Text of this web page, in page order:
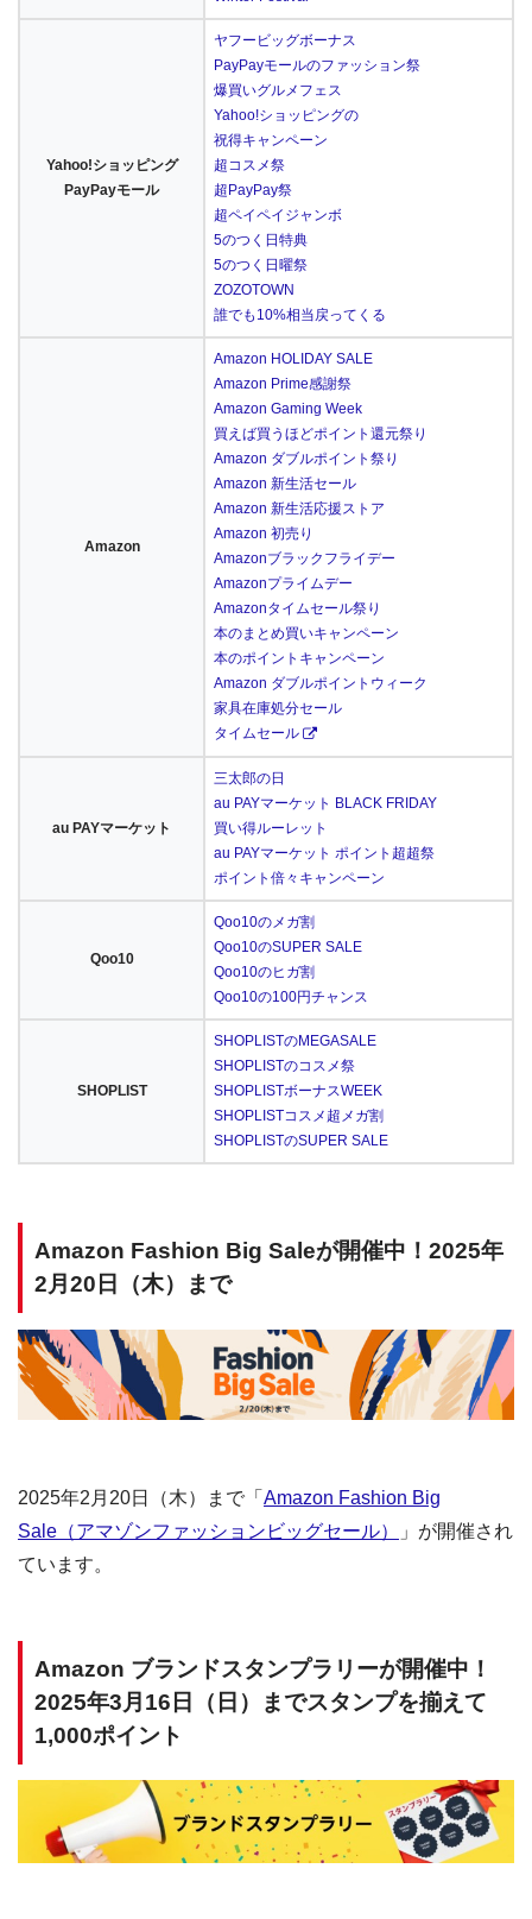
Yahoo!ショッピング
PayPayモール
ヤフービッグボーナス
PayPayモールのファッション祭
爆買いグルメフェス
Yahoo!ショッピングの
祝得キャンペーン
超コスメ祭
超PayPay祭
超ペイペイジャンボ
5のつく日特典
5のつく日曜祭
ZOZOTOWN
誰でも10%相当戻ってくる
Amazon
Amazon HOLIDAY SALE
Amazon Prime感謝祭
Amazon Gaming Week
買えば買うほどポイント還元祭り
Amazon ダブルポイント祭り
Amazon 新生活セール
Amazon 新生活応援ストア
Amazon 初売り
Amazonブラックフライデー
Amazonプライムデー
Amazonタイムセール祭り
本のまとめ買いキャンペーン
本のポイントキャンペーン
Amazon ダブルポイントウィーク
家具在庫処分セール
タイムセール
au PAYマーケット
三太郎の日
au PAYマーケット BLACK FRIDAY
買い得ルーレット
au PAYマーケット ポイント超超祭
ポイント倍々キャンペーン
Qoo10
Qoo10のメガ割
Qoo10のSUPER SALE
Qoo10のヒガ割
Qoo10の100円チャンス
SHOPLIST
SHOPLISTのMEGASALE
SHOPLISTのコスメ祭
SHOPLISTボーナスWEEK
SHOPLISTコスメ超メガ割
SHOPLISTのSUPER SALE
Amazon Fashion Big Saleが開催中！2025年
2月20日（木）まで
2025年2月20日（木）まで「 Amazon Fashion Big
Sale（アマゾンファッションビッグセール）
」が開催され
ています。
Amazon ブランドスタンプラリーが開催中！
2025年3月16日（日）までスタンプを揃えて
1,000ポイント